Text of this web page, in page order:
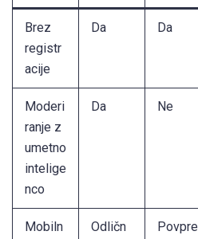
Brez
registr
acije
Da Da
Moderi
ranje z
umetno
intelige
nco
Da Ne
Mobiln
Odličn
Povpre